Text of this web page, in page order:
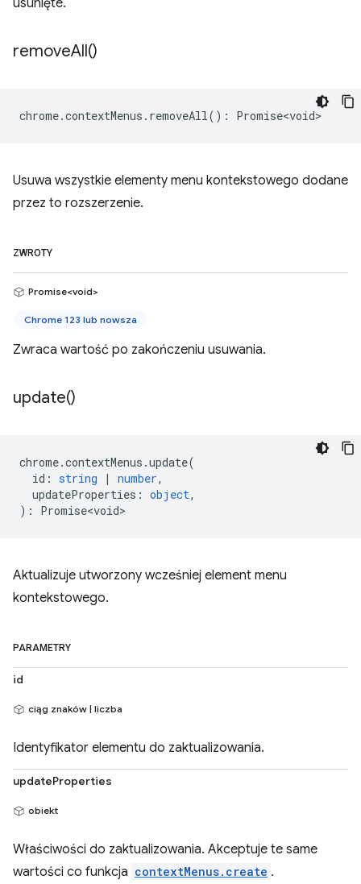
usunięte.
removeAll()
chrome.contextMenus . removeAll() : Promise<void>
Usuwa wszystkie elementy menu kontekstowego dodane
przez to rozszerzenie.
ZWROTY
Promise<void>
Chrome 123 lub nowsza
Zwraca wartość po zakończeniu usuwania.
update()
chrome.contextMenus .update(
id : string | number,
updateProperties : object,
) : Promise<void>
Aktualizuje utworzony wcześniej element menu
kontekstowego.
PARAMETRY
id
ciąg znaków | liczba
Identyfikator elementu do zaktualizowania.
updateProperties
obiekt
Właściwości do zaktualizowania. Akceptuje te same
wartości co funkcja contextMenus.create .